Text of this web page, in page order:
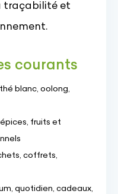
traçabilité et
courants
blanc, oolong,
fruits et
coffrets,
quotidien, cadeaux,